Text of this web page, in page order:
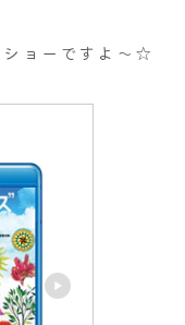
ョーですよ～☆